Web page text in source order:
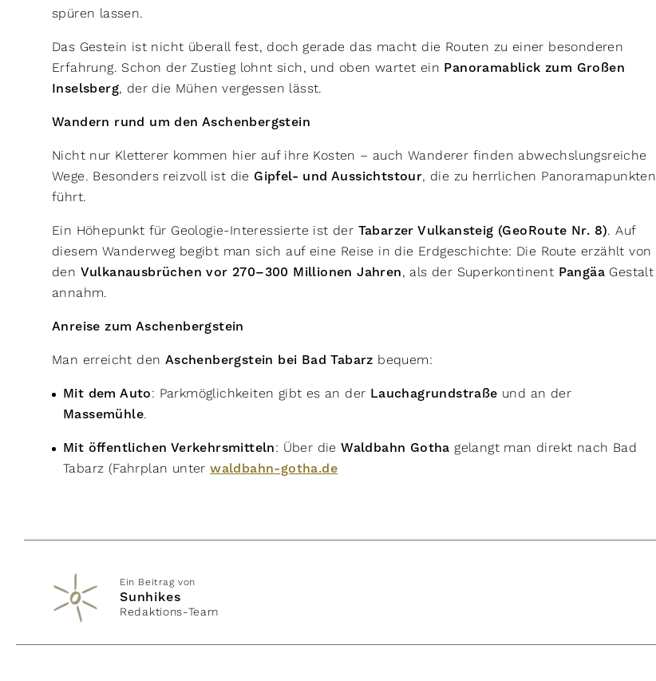
spüren lassen.
Das Gestein ist nicht überall fest, doch gerade das macht die Routen zu einer besonderen
Erfahrung. Schon der Zustieg lohnt sich, und oben wartet ein Panoramablick zum Großen
Inselsberg, der die Mühen vergessen lässt.
Wandern rund um den Aschenbergstein
Nicht nur Kletterer kommen hier auf ihre Kosten – auch Wanderer finden abwechslungsreiche
Wege. Besonders reizvoll ist die Gipfel- und Aussichtstour, die zu herrlichen Panoramapunkten
führt.
Ein Höhepunkt für Geologie-Interessierte ist der Tabarzer Vulkansteig (GeoRoute Nr. 8). Auf
diesem Wanderweg begibt man sich auf eine Reise in die Erdgeschichte: Die Route erzählt von
den Vulkanausbrüchen vor 270–300 Millionen Jahren, als der Superkontinent Pangäa Gestalt
annahm.
Anreise zum Aschenbergstein
Man erreicht den Aschenbergstein bei Bad Tabarz bequem:
Mit dem Auto: Parkmöglichkeiten gibt es an der Lauchagrundstraße und an der
Massemühle.
Mit öffentlichen Verkehrsmitteln: Über dieWaldbahn Gotha gelangt man direkt nach Bad
Tabarz (Fahrplan unterwaldbahn-gotha.de
Ein Beitrag von
Sunhikes
Redaktions-Team